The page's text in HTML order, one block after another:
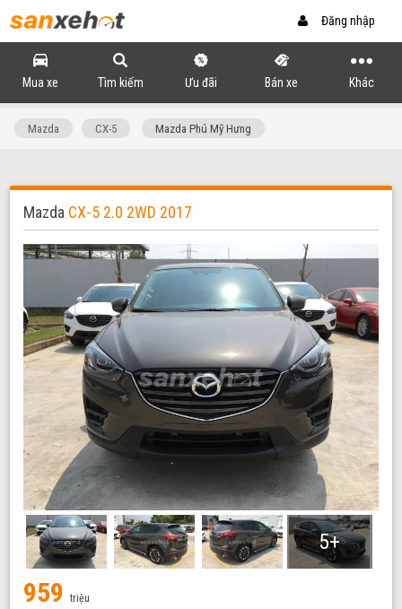
Đăng nhập
Mua xe Tìm kiếm Ưu đãi Bán xe Khác
Mazda CX-5 Mazda Phú Mỹ Hưng
Mazda CX-5 2.0 2WD 2017
5+
959triệu